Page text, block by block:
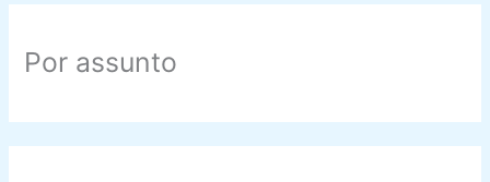
Por assunto